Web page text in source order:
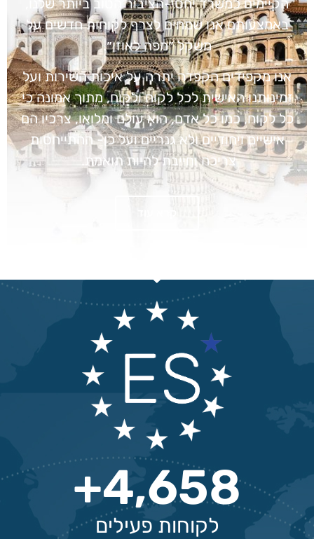
באמצעותם אנו שמחים לצרף לקוחות חדשים על
משקל ״מפה לאוזן״.
אנו מקפידים הקפדה יתרה על איכות השירות ועל
זמינותנו האישית לכל לקוח ולקוח, מתוך אמונה כי
כל לקוח, כמו כל אדם, הוא עולם ומלואו, צרכיו הם
אישיים ויחודיים ולא גנריים ועל כן- ההתייחסות
צריכה וחייבת להיות תואמת.
לקוחות פעילים
4,658
+